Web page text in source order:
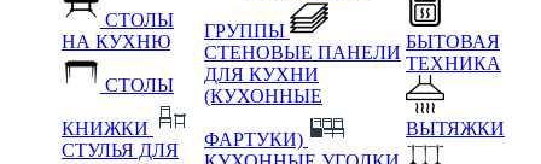
СТОЛЫ
НА КУХНЮ
СТОЛЫ
КНИЖКИ
СТУЛЬЯ ДЛЯ
ГРУППЫ
СТЕНОВЫЕ ПАНЕЛИ
ДЛЯ КУХНИ
(КУХОННЫЕ
ФАРТУКИ)
БЫТОВАЯ
ТЕХНИКА
ВЫТЯЖКИ